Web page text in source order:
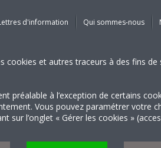
d'information Qui sommes-nous
et autres traceurs à des fins
préalable à l’exception de certains
Vous pouvez paramétrer votre
l’onglet « Gérer les cookies »